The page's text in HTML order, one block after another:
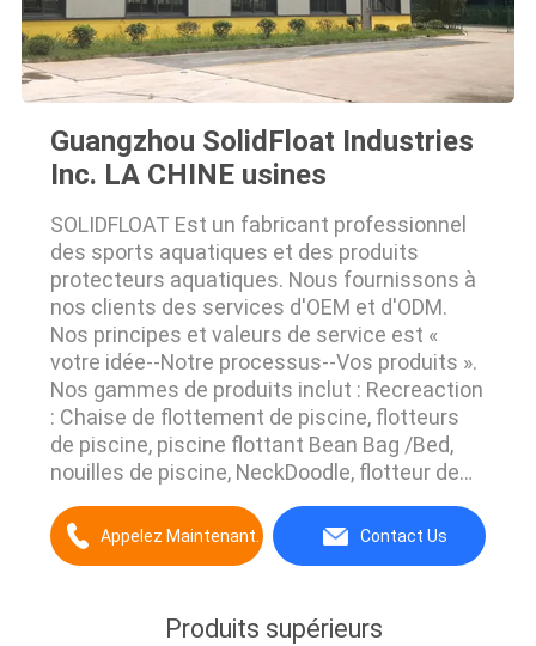
Guangzhou SolidFloat Industries
Inc. LA CHINE usines
SOLIDFLOAT Est un fabricant professionnel
des sports aquatiques et des produits
protecteurs aquatiques. Nous fournissons à
nos clients des services d'OEM et d'ODM.
Nos principes et valeurs de service est «
votre idée--Notre processus--Vos produits ».
Nos gammes de produits inclut : Recreaction
: Chaise de flottement de piscine, flotteurs
de piscine, piscine flottant Bean Bag /Bed,
nouilles de piscine, NeckDoodle, flotteur de
genou de jardin, etc. Délivrance médicale :
Tube de délivrance, immobilisateur principal,
Appelez Maintenant. Contact Us
Produits supérieurs